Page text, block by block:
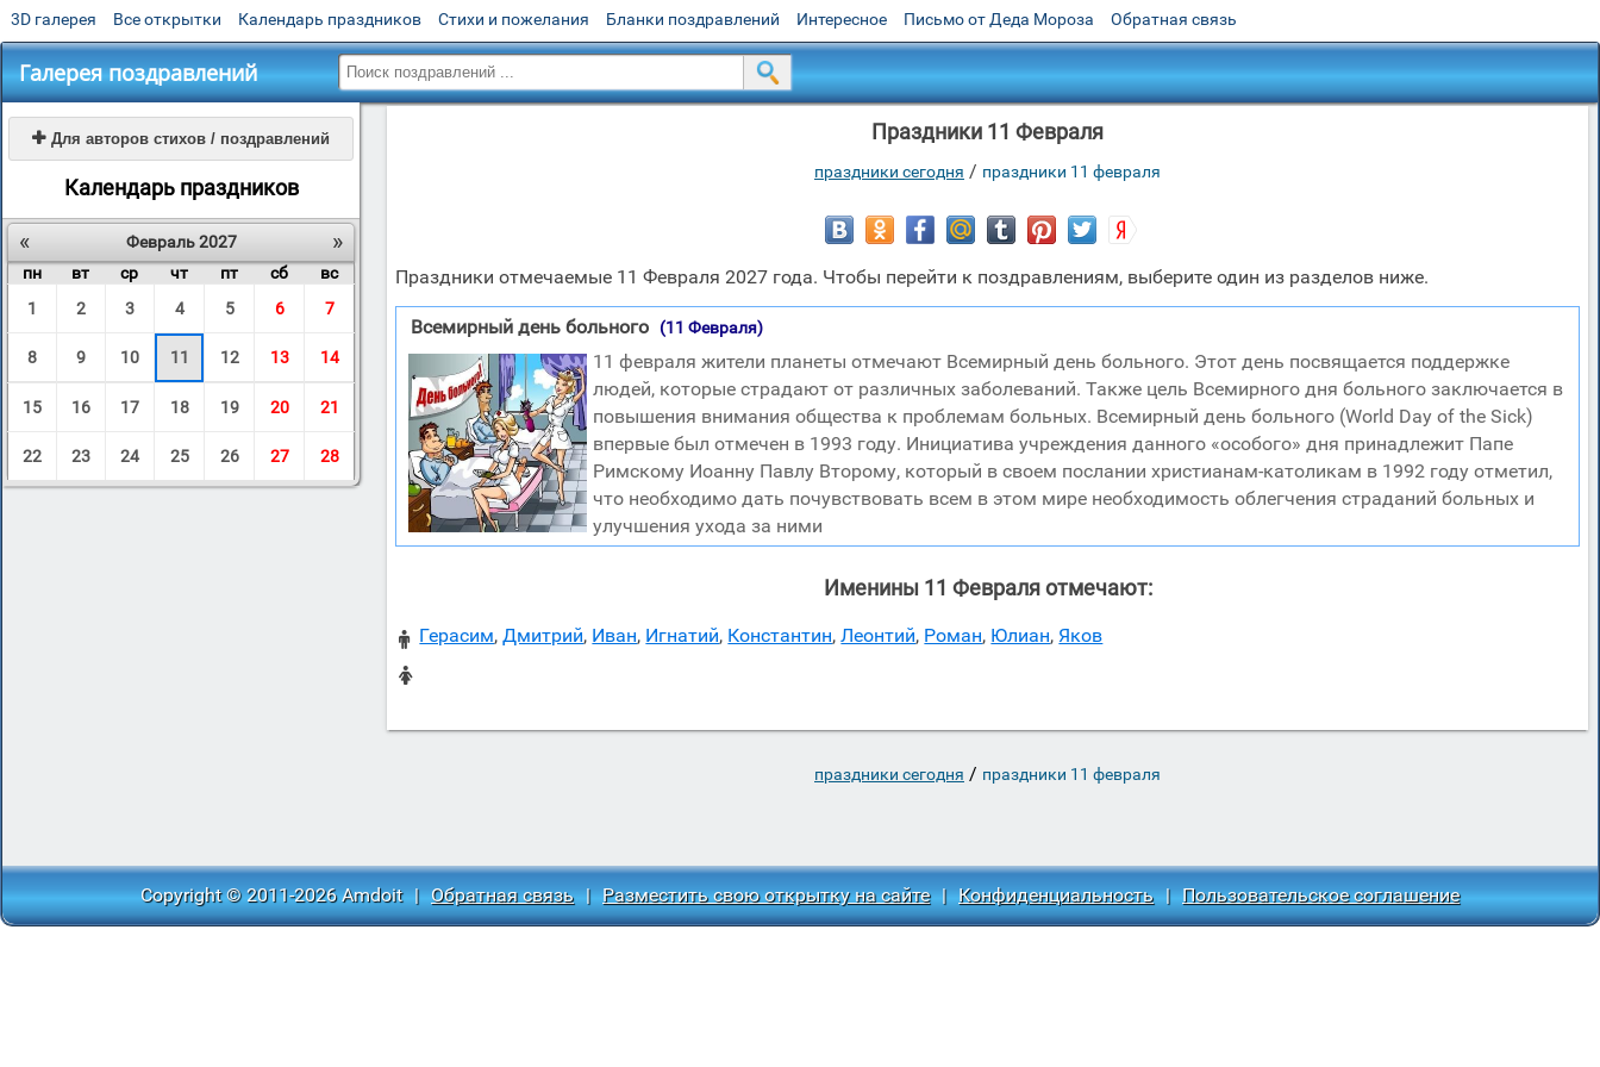
3D галерея Все открытки Календарь праздников Стихи и пожелания Бланки поздравлений Интересное Письмо от Деда Мороза Обратная связь
Галерея поздравлений
 Для авторов стихов / поздравлений
Календарь праздников
« »
Февраль 2027
пн
вт ср чт пт сб
вс
1
2 3 4 5 6 7
8 9 10 11 12 13 14
15 16 17 18 19 20 21
22 23 24 25 26 27 28
Праздники 11 Февраля
праздники сегодня / праздники 11 февраля
Праздники отмечаемые 11 Февраля 2027 года. Чтобы перейти к поздравлениям, выберите один из разделов ниже.
Всемирный день больного (11 Февраля)
11 февраля жители планеты отмечают Всемирный день больного. Этот день посвящается поддержке
людей, которые страдают от различных заболеваний. Также цель Всемирного дня больного заключается в
повышения внимания общества к проблемам больных. Всемирный день больного (World Day of the Sick)
впервые был отмечен в 1993 году. Инициатива учреждения данного «особого» дня принадлежит Папе
Римскому Иоанну Павлу Второму, который в своем послании христианам-католикам в 1992 году отметил,
что необходимо дать почувствовать всем в этом мире необходимость облегчения страданий больных и
улучшения ухода за ними
Именины 11 Февраля отмечают:
 Герасим,Дмитрий, Иван, Игнатий, Константин,Леонтий, Роман, Юлиан, Яков

праздники сегодня / праздники 11 февраля
Copyright © 2011-2026 Amdoit | Обратная связь | Разместить свою открытку на сайте | Конфиденциальность | Пользовательское соглашение